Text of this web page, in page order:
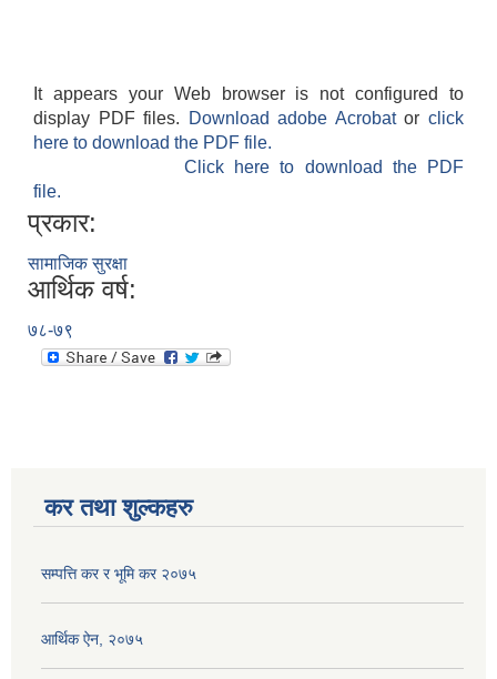
It appears your Web browser is not configured to
display PDF files.
Download adobe Acrobatorclick
here to download the PDF file.
Click here to download the PDF
file.
प्रकार:
सामाजिक सुरक्षा
आर्थिक वर्ष:
७८-७९
कर तथा शुल्कहरु
सम्पत्ति कर र भूमि कर २०७५
आर्थिक ऐन, २०७५